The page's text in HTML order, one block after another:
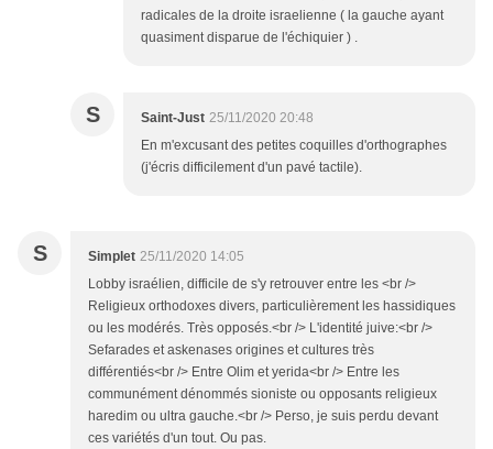
radicales de la droite israelienne ( la gauche ayant
quasiment disparue de l'échiquier ) .
S Saint-Just 25/11/2020 20:48
En m'excusant des petites coquilles d'orthographes
(j'écris difficilement d'un pavé tactile).
S Simplet 25/11/2020 14:05
Lobby israélien, difficile de s'y retrouver entre les <br />
Religieux orthodoxes divers, particulièrement les hassidiques
ou les modérés. Très opposés.<br /> L'identité juive:<br />
Sefarades et askenases origines et cultures très
différentiés<br /> Entre Olim et yerida<br /> Entre les
communément dénommés sioniste ou opposants religieux
haredim ou ultra gauche.<br /> Perso, je suis perdu devant
ces variétés d'un tout. Ou pas.